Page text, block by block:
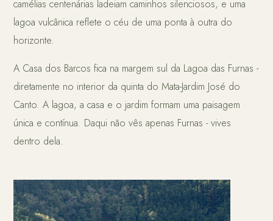
camélias centenárias ladeiam caminhos silenciosos, e uma
lagoa vulcânica reflete o céu de uma ponta à outra do
horizonte.
A Casa dos Barcos fica na margem sul da Lagoa das Furnas -
diretamente no interior da quinta do Mata-Jardim José do
Canto. A lagoa, a casa e o jardim formam uma paisagem
única e contínua. Daqui não vês apenas Furnas - vives
dentro dela.